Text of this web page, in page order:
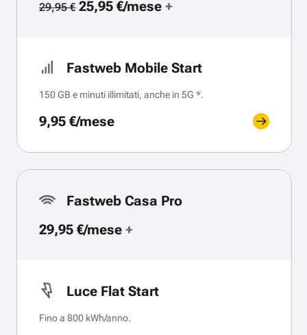
29,95 €25,95 €/mese+
Fastweb Mobile Start
150 GB e minuti illimitati, anche in 5G *.
9,95 €/mese
Fastweb Casa Pro
29,95 €/mese +
Luce Flat Start
Fino a 800 kWh/anno.